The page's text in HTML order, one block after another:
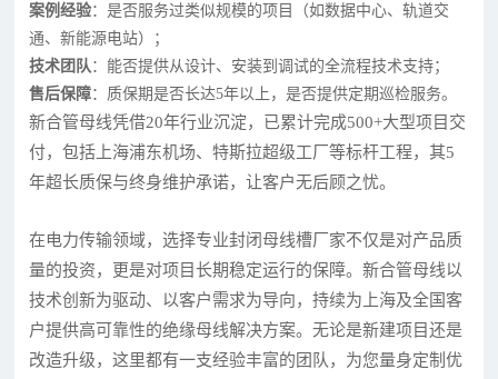
案例经验：是否服务过类似规模的项目（如数据中心、轨道交
通、新能源电站）；
技术团队 ：能否提供从设计、安装到调试的全流程技术支持；
售后保障：质保期是否长达5年以上，是否提供定期巡检服务。
新合管母线凭借20年行业沉淀，已累计完成500+大型项目交
付，包括上海浦东机场、特斯拉超级工厂等标杆工程，其5
年超长质保与终身维护承诺，让客户无后顾之忧。
在电力传输领域，选择专业封闭母线槽厂家不仅是对产品质
量的投资，更是对项目长期稳定运行的保障。新合管母线以
技术创新为驱动、以客户需求为导向，持续为上海及全国客
户提供高可靠性的绝缘母线解决方案。无论是新建项目还是
改造升级，这里都有一支经验丰富的团队，为您量身定制优